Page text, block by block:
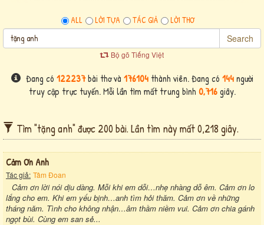
ALL LỜI TỰA TÁC GIẢ LỜI THƠ
Search
Bộ gõ Tiếng Việt
Đang có 122237bài thơ và 176104thành viên. Đang có 144người
truy cập trực tuyến. Mỗi lần tìm mất trung bình 0,716giây.
Tìm "tặng anh" được 200 bài. Lần tìm này mất 0,218 giây.
Cảm Ơn Anh
Tác giả: Tâm Đoan
Cảm ơn lời nói dịu dàng. Mỗi khi em dỗi…nhẹ nhàng dỗ êm. Cảm ơn lo
lắng cho em. Khi em yếu bịnh…anh tìm hỏi thăm. Cảm ơn về những
tháng năm. Tình cho không nhận…âm thầm niềm vui. Cảm ơn chia gánh
ngọt bùi. Cùng em san sẻ...